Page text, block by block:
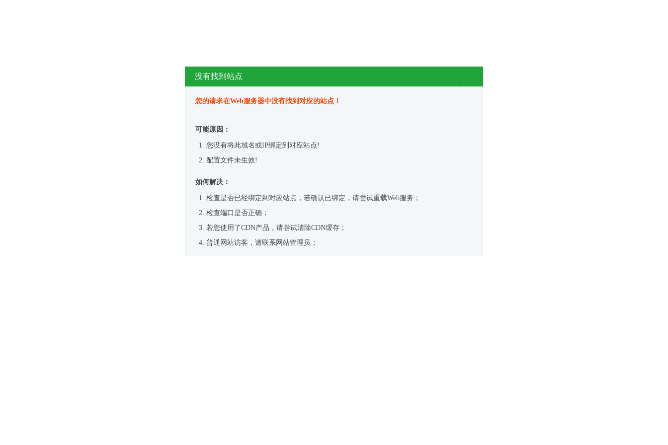
没有找到站点
您的请求在Web服务器中没有找到对应的站点！
可能原因：
您没有将此域名或IP绑定到对应站点!
配置文件未生效!
如何解决：
检查是否已经绑定到对应站点，若确认已绑定，请尝试重载Web服务；
检查端口是否正确；
若您使用了CDN产品，请尝试清除CDN缓存；
普通网站访客，请联系网站管理员；